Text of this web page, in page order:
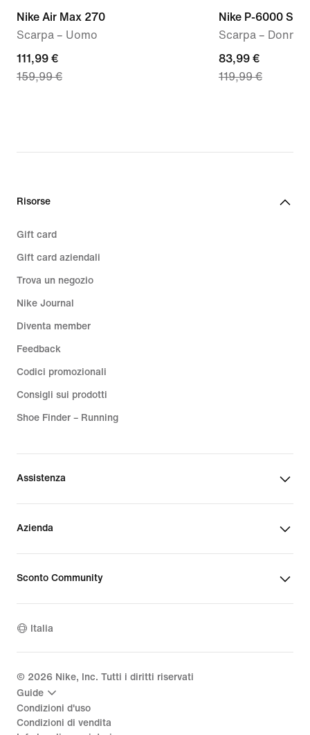
Nike Air Max 270
Scarpa – Uomo
current
price
price
€
111,99 €
159,99 €
Nike P-6000 SE
Scarpa – Donna
current
price
price
83,99 €
119,99 €
Risorse
Gift card
Gift card aziendali
Trova un negozio
Nike Journal
Diventa member
Feedback
Codici promozionali
Consigli sui prodotti
Shoe Finder – Running
Assistenza
Azienda
Sconto Community
Italia
© 2026 Nike, Inc. Tutti i diritti riservati
Guide
Condizioni d'uso
Condizioni di vendita